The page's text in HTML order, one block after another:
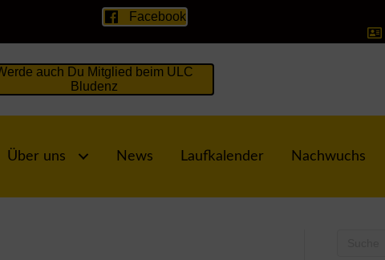
Facebook
auch Du Mitglied beim ULC
Bludenz
Über uns News Laufkalender Nachwuchs